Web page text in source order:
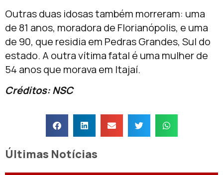
Outras duas idosas também morreram: uma
de 81 anos, moradora de Florianópolis, e uma
de 90, que residia em Pedras Grandes, Sul do
estado. A outra vítima fatal é uma mulher de
54 anos que morava em Itajaí.
Créditos: NSC
Últimas Notícias